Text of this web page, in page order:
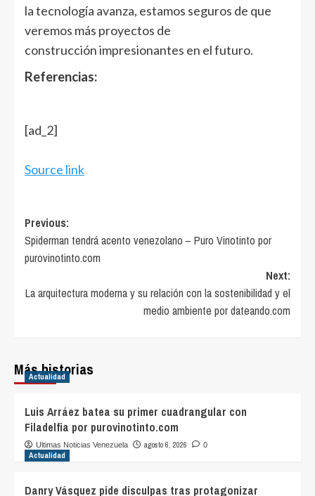
la tecnología avanza, estamos seguros de que
veremos más proyectos de
construcción impresionantes en el futuro.
Referencias:
[ad_2]
Source link
Post
navigation
Previous:
Spiderman tendrá acento venezolano – Puro Vinotinto por
purovinotinto.com
Next:
La arquitectura moderna y su relación con la sostenibilidad y el
medio ambiente por dateando.com
Más historias
Actualidad
Luis Arráez batea su primer cuadrangular con
Filadelfia por purovinotinto.com
Ultimas Noticias Venezuela agosto 6, 2026 0
Actualidad
Danry Vásquez pide disculpas tras protagonizar